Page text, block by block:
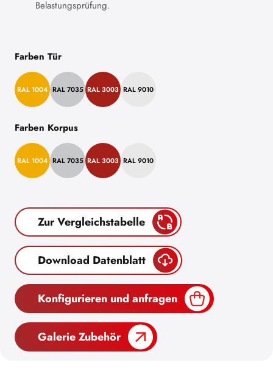
Belastungsprüfung.
Farben Tür
RAL 1004 RAL 7035 RAL 3003 RAL 9010
Farben Korpus
RAL 1004 RAL 7035 RAL 3003 RAL 9010
Zur Vergleichstabelle
Download Datenblatt
Konfigurieren und anfragen
Galerie Zubehör